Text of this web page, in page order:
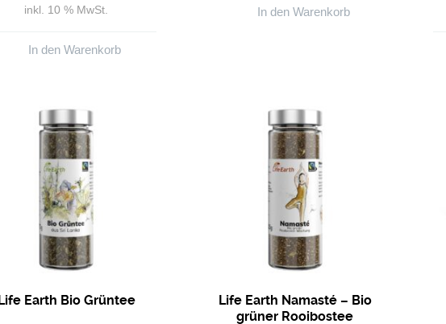
inkl. 10 % MwSt.
In den Warenkorb
In den Warenkorb
Earth Bio Grüntee
Life Earth Namasté – Bio
grüner Rooibostee